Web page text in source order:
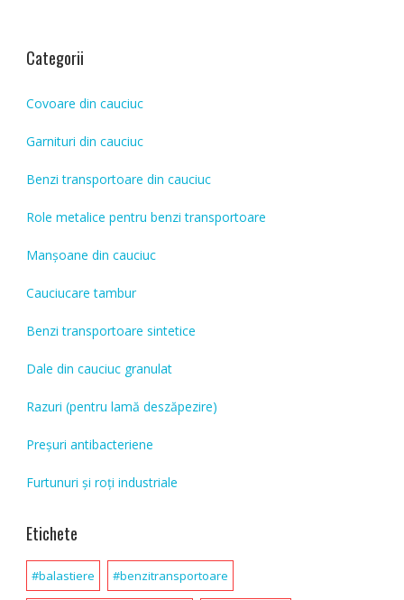
Categorii
Covoare din cauciuc
Garnituri din cauciuc
Benzi transportoare din cauciuc
Role metalice pentru benzi transportoare
Manșoane din cauciuc
Cauciucare tambur
Benzi transportoare sintetice
Dale din cauciuc granulat
Razuri (pentru lamă deszăpezire)
Preșuri antibacteriene
Furtunuri și roți industriale
Etichete
#balastiere #benzitransportoare